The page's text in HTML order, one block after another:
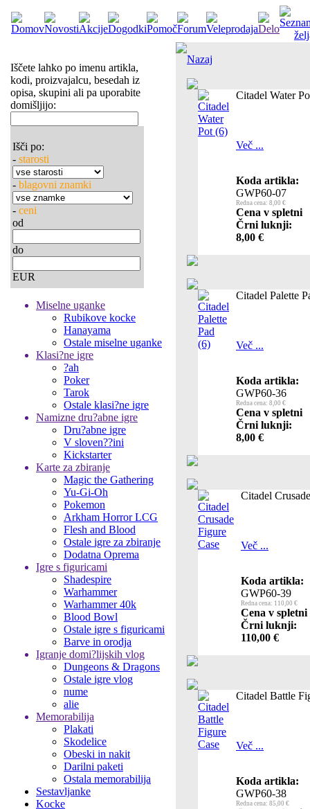
Iščete lahko po imenu artikla,
kodi, proizvajalcu, besedah iz
opisa, skupini ali pa uporabite
domišljijo:
Išči po:
- starosti
- blagovni znamki
- ceni
od
do
EUR
Miselne uganke
Rubikove kocke
Hanayama
Ostale miselne uganke
Klasi?ne igre
?ah
Poker
Tarok
Ostale klasi?ne igre
Namizne dru?abne igre
Dru?abne igre
V sloven??ini
Kickstarter
Karte za zbiranje
Magic the Gathering
Yu-Gi-Oh
Pokemon
Arkham Horror LCG
Flesh and Blood
Ostale igre za zbiranje
Dodatna Oprema
Igre s figuricami
Shadespire
Warhammer
Warhammer 40k
Blood Bowl
Ostale igre s figuricami
Barve in orodja
Igranje domi?lijskih vlog
Dungeons & Dragons
Ostale igre vlog
nume
alie
Memorabilija
Plakati
Skodelice
Obeski in nakit
Darilni paketi
Ostala memorabilija
Sestavljanke
Kocke
Nazaj
Citadel Water
Več ...
Koda artikla:
GWP60-07
Redna cena: 8,00 €
Cena v spletni
Črni luknji:
8,00 €
Citadel Palette
Več ...
Koda artikla:
GWP60-36
Redna cena: 8,00 €
Cena v spletni
Črni luknji:
8,00 €
Citadel
Več ...
Koda artikla:
GWP60-39
Redna cena: 110,00 €
Cena v spletni
Črni luknji:
110,00 €
Citadel Battle
Več ...
Koda artikla:
GWP60-38
Redna cena: 85,00 €